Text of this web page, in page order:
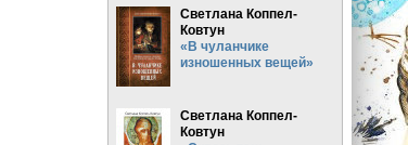
Светлана Коппел-
Ковтун
«В чуланчике
изношенных вещей»
Светлана Коппел-
Ковтун